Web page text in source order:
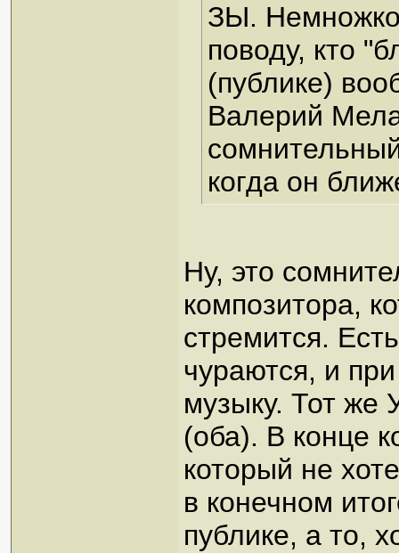
ЗЫ.
поводу, кто
(публике)
Валерий
когда он
Ну, это
композитора,
стремится.
чураются, и
музыку. Тот же
(оба). В конце
который не
в конечном
публике, а то,